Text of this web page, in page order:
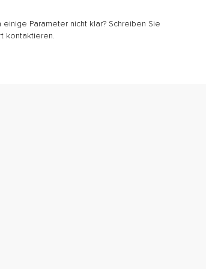
Parameter nicht klar? Schreiben Sie
kontaktieren.